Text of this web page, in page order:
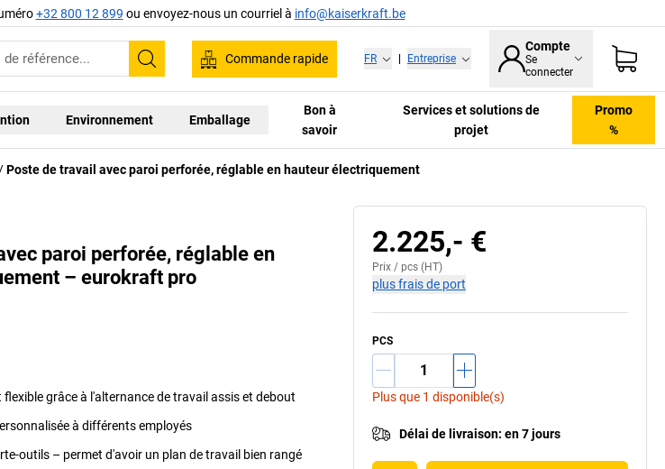
+32 800 12 899 ou envoyez-nous un courriel à info@kaiserkraft.be
Recherche
Commande rapide FR Entreprise
Compte
Se
connecter
Environnement Emballage
Bon à
savoir
Services et solutions de
projet
Promo
%
Poste de travail avec paroi perforée, réglable en hauteur électriquement
paroi perforée, réglable en
– eurokraft pro
grâce à l'alternance de travail assis et debout
à différents employés
outils – permet d'avoir un plan de travail bien rangé
Sans accessoires
2.225,- €
Prix / pcs (HT)
plus frais de port
PCS
Plus que 1 disponible(s)
Délai de livraison: en 7 jours